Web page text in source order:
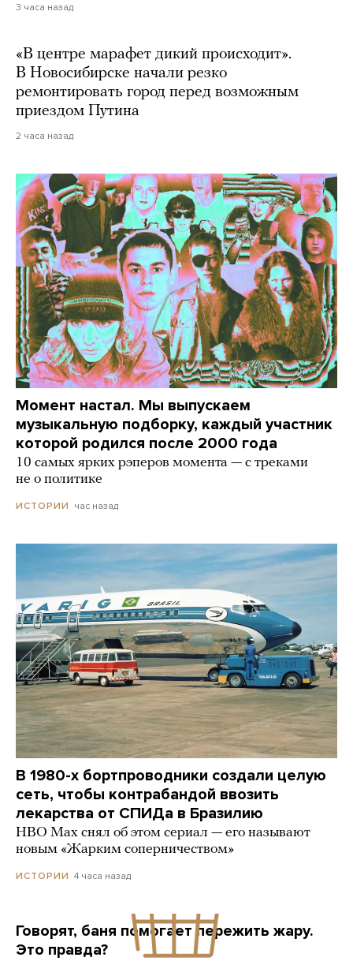
3 часа назад
«В центре марафет дикий происходит».
В Новосибирске начали резко
ремонтировать город перед возможным
приездом Путина
2 часа назад
Момент настал. Мы выпускаем
музыкальную подборку, каждый участник
которой родился после 2000 года
10 самых ярких рэперов момента — с треками
не о политике
ИСТОРИИ час назад
В 1980-х бортпроводники создали целую
сеть, чтобы контрабандой ввозить
лекарства от СПИДа в Бразилию
HBO Max снял об этом сериал — его называют
новым «Жарким соперничеством»
ИСТОРИИ 4 часа назад
Говорят, баня помогает пережить жару.
Это правда?